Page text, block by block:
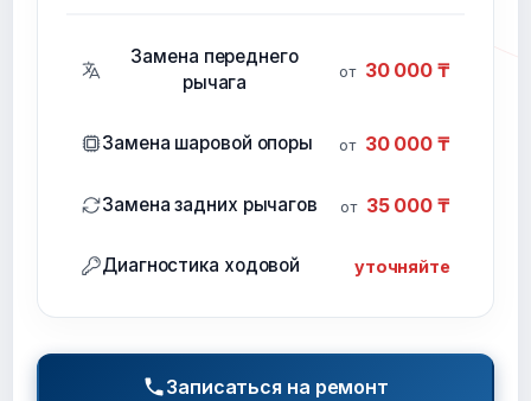
Замена переднего
рычага
от 30 000 ₸
Замена шаровой опоры от 30 000 ₸
Замена задних рычагов от 35 000 ₸
Диагностика ходовой уточняйте
Записаться на ремонт